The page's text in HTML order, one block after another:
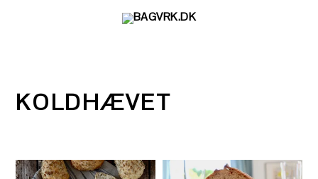
KOLDHÆVET